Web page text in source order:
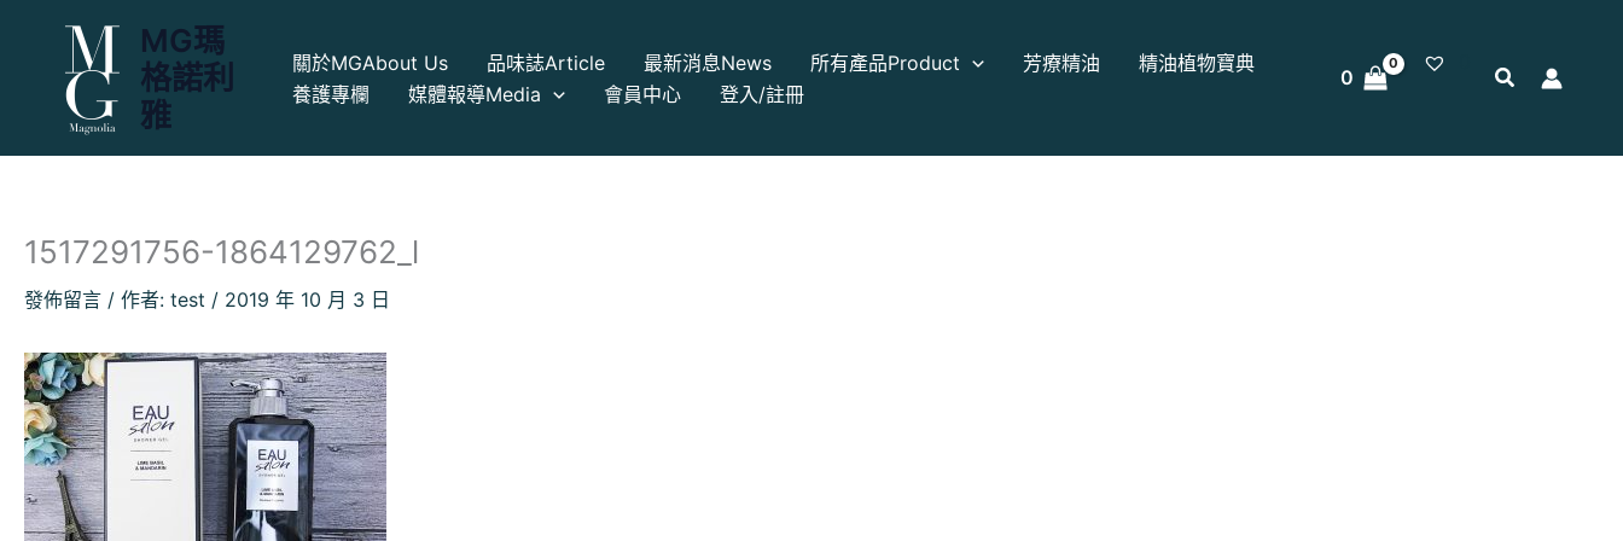
MG瑪
格諾利
雅
關於MGAbout Us 品味誌Article 最新消息News 所有產品Product 芳療精油
精油植物寶典
養護專欄
媒體報導Media 會員中心 登入/註冊
0
1517291756-1864129762_l
發佈留言 / 作者: test / 2019 年 10 月 3 日